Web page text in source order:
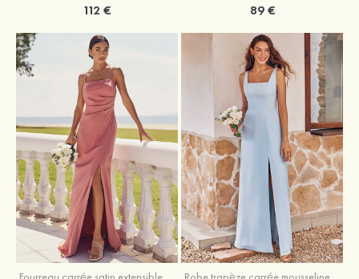
112 € 89 €